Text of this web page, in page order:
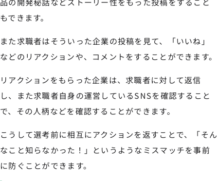
もできます。
また求職者はそういった企業の投稿を見て、「いいね」
などのリアクションや、コメントをすることができます。
リアクションをもらった企業は、求職者に対して返信
し、また求職者自身の運営しているSNSを確認すること
で、その人柄などを確認することができます。
こうして選考前に相互にアクションを返すことで、「そん
なこと知らなかった！」というようなミスマッチを事前
に防ぐことができます。